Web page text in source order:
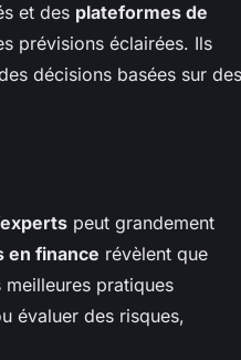
et des plateformes de
prévisions éclairées. Ils
décisions basées sur des
peut grandement
en finance révèlent que
meilleures pratiques
évaluer des risques,